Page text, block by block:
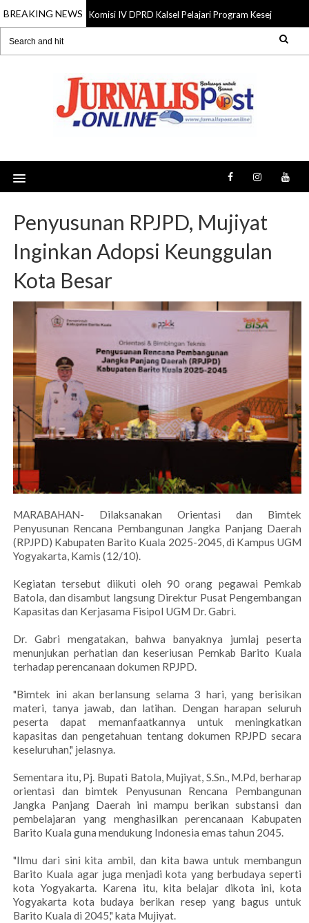
BREAKING NEWS
06 Aug 2026 Komisi IV DPRD Kalsel Pelajari Program
Penyusunan RPJPD, Mujiyat
Inginkan Adopsi Keunggulan
Kota Besar
MARABAHAN- Dilaksanakan Orientasi dan Bimtek
Penyusunan Rencana Pembangunan Jangka Panjang Daerah
(RPJPD) Kabupaten Barito Kuala 2025-2045, di Kampus UGM
Yogyakarta, Kamis (12/10).
Kegiatan tersebut diikuti oleh 90 orang pegawai Pemkab
Batola, dan disambut langsung Direktur Pusat Pengembangan
Kapasitas dan Kerjasama Fisipol UGM Dr. Gabri.
Dr. Gabri mengatakan, bahwa banyaknya jumlaj peserta
menunjukan perhatian dan keseriusan Pemkab Barito Kuala
terhadap perencanaan dokumen RPJPD.
"Bimtek ini akan berlansung selama 3 hari, yang berisikan
materi, tanya jawab, dan latihan. Dengan harapan seluruh
peserta dapat memanfaatkannya untuk meningkatkan
kapasitas dan pengetahuan tentang dokumen RPJPD secara
keseluruhan," jelasnya.
Sementara itu, Pj. Bupati Batola, Mujiyat, S.Sn., M.Pd, berharap
orientasi dan bimtek Penyusunan Rencana Pembangunan
Jangka Panjang Daerah ini mampu berikan substansi dan
pembelajaran yang menghasilkan perencanaan Kabupaten
Barito Kuala guna mendukung Indonesia emas tahun 2045.
"Ilmu dari sini kita ambil, dan kita bawa untuk membangun
Barito Kuala agar juga menjadi kota yang berbudaya seperti
kota Yogyakarta. Karena itu, kita belajar dikota ini, kota
Yogyakarta kota budaya berikan resep yang bagus untuk
Barito Kuala di 2045," kata Mujiyat.